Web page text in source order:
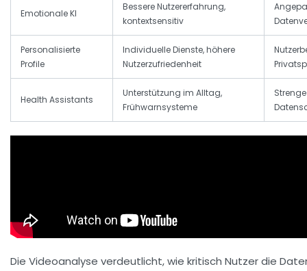
Emotionale KI
Bessere Nutzererfahrung,
kontextsensitiv
Personalisierte
Profile
Individuelle Dienste, höhere
Nutzerzufriedenheit
Health Assistants
Unterstützung im Alltag,
Frühwarnsysteme
Die Videoanalyse verdeutlicht, wie kritisch Nutzer die